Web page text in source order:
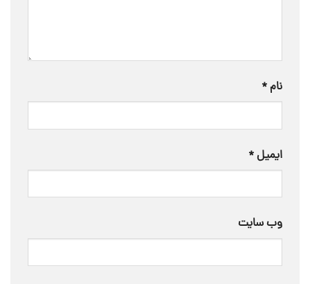
نام*
ایمیل*
وب‌ سایت